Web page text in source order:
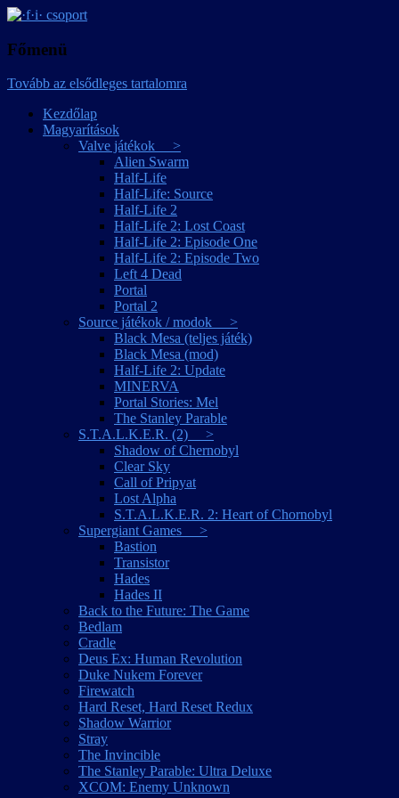
·f·i· csoport
Főmenü
Tovább az elsődleges tartalomra
Kezdőlap
Magyarítások
Valve játékok >
Alien Swarm
Half-Life
Half-Life: Source
Half-Life 2
Half-Life 2: Lost Coast
Half-Life 2: Episode One
Half-Life 2: Episode Two
Left 4 Dead
Portal
Portal 2
Source játékok / modok >
Black Mesa (teljes játék)
Black Mesa (mod)
Half-Life 2: Update
MINERVA
Portal Stories: Mel
The Stanley Parable
S.T.A.L.K.E.R. (2) >
Shadow of Chernobyl
Clear Sky
Call of Pripyat
Lost Alpha
S.T.A.L.K.E.R. 2: Heart of Chornobyl
Supergiant Games >
Bastion
Transistor
Hades
Hades II
Back to the Future: The Game
Bedlam
Cradle
Deus Ex: Human Revolution
Duke Nukem Forever
Firewatch
Hard Reset, Hard Reset Redux
Shadow Warrior
Stray
The Invincible
The Stanley Parable: Ultra Deluxe
XCOM: Enemy Unknown